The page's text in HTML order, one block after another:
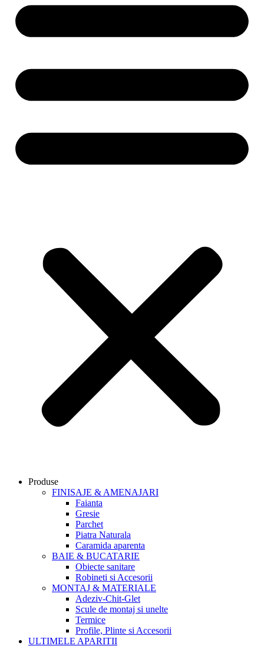
Produse
FINISAJE & AMENAJARI
Faianta
Gresie
Parchet
Piatra Naturala
Caramida aparenta
BAIE & BUCATARIE
Obiecte sanitare
Robineti si Accesorii
MONTAJ & MATERIALE
Adeziv-Chit-Glet
Scule de montaj si unelte
Termice
Profile, Plinte si Accesorii
ULTIMELE APARITII